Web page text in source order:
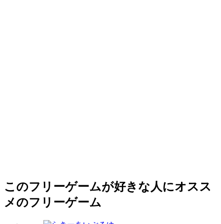
このフリーゲームが好きな人にオスス
メのフリーゲーム